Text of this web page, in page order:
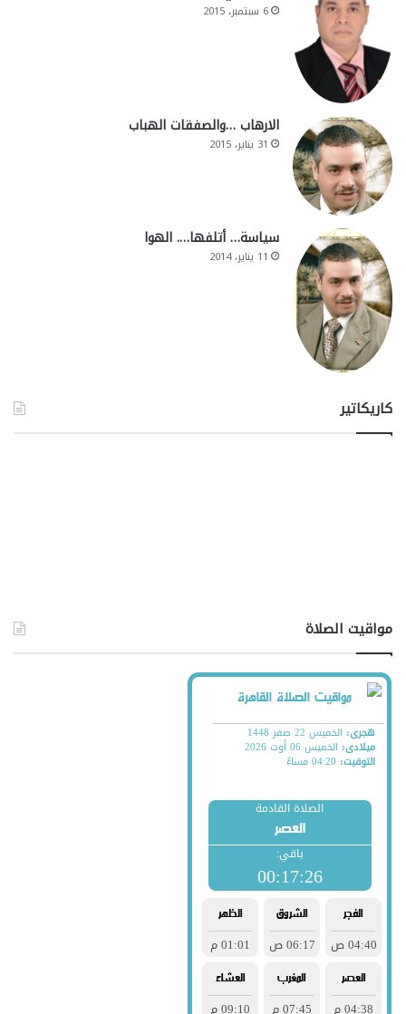
6 سبتمبر، 2015
الارهاب …والصفقات الهباب
31 يناير، 2015
سياسة… أتلفها…. الهوا
11 يناير، 2014
كاريكاتير
مواقيت الصلاة